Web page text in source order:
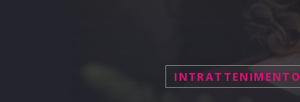
INTRATTENIMENTO